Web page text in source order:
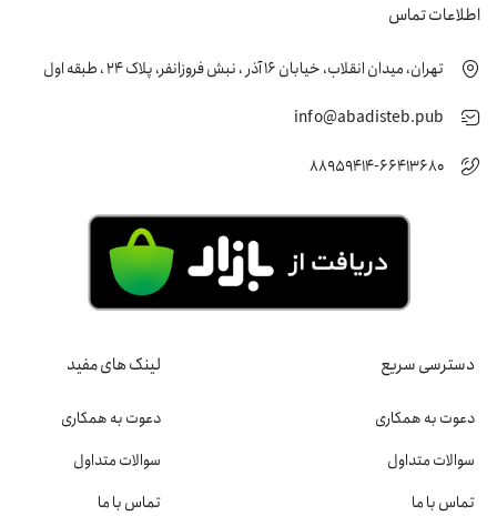
اطلاعات تماس
تهران، میدان انقلاب، خیابان 16 آذر ، نبش فروزانفر، پلاک 24 ، طبقه اول
info@abadisteb.pub
88959414-66413680
دسترسی سریع
دعوت به همکاری
سوالات متداول
تماس با ما
لینک های مفید
دعوت به همکاری
سوالات متداول
تماس با ما